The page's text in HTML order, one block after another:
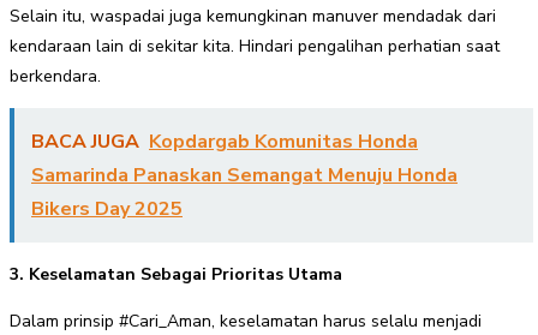
Selain itu, waspadai juga kemungkinan manuver mendadak dari
kendaraan lain di sekitar kita. Hindari pengalihan perhatian saat
berkendara.
BACA JUGA Kopdargab Komunitas Honda
Samarinda Panaskan Semangat Menuju Honda
Bikers Day 2025
3. Keselamatan Sebagai Prioritas Utama
Dalam prinsip #Cari_Aman, keselamatan harus selalu menjadi